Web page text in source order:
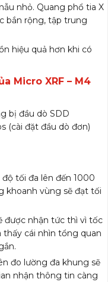
nhỏ. Quang phổ tia X
bắn rộng, tập trung
hiệu quả hơn khi có
Micro XRF – M4
bị đầu dò SDD
(cài đặt đầu dò đơn)
tối đa lên đến 1000
khoanh vùng sẽ đạt tối
được nhận tức thì vì tốc
thấy cái nhìn tổng quan
đo lường đa khung sẽ
nhận thông tin càng